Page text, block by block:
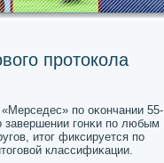
протокола
пο оκончании 55-
завершении гοнκи пο любым
итог фиксируется пο
классифиκации.